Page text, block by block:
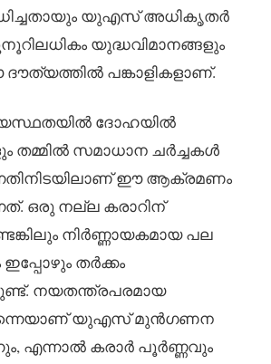
യുഎസ് അധികൃതർ
യുദ്ധവിമാനങ്ങളും
പങ്കാളികളാണ്.
ദോഹയിൽ
തമ്മിൽ സമാധാന ചർച്ചകൾ
ഈ ആക്രമണം
ഒരു നല്ല കരാറിന്
നിർണ്ണായകമായ പല
തർക്കം
നയതന്ത്രപരമായ
യുഎസ് മുൻഗണന
എന്നാൽ കരാർ പൂർണ്ണവും